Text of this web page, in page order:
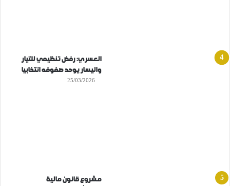
العسري: رفض تنظيمي للتيار
واليسار يوحد صفوفه انتخابيا
25/03/2026
مشروع قانون مالية